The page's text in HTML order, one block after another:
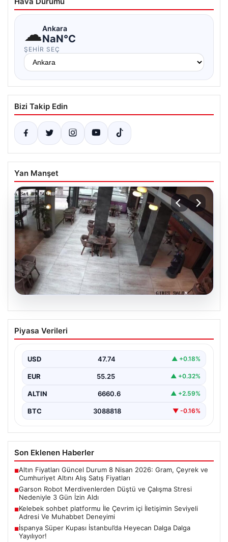
☁Ankara
NaN°C
ŞEHIR SEÇ
Bizi Takip Edin
Yan Manşet
Garson Robot Merdivenlerden Düştü ve
Çalışma Stresi Nedeniyle 3 Gün İzin
Amasya'da faaliyet gösteren bir restoranda görev
gündeme…
Piyasa Verileri
USD 47.74 ▲ +0.18%
EUR 55.25 ▲ +0.32%
ALTIN 6660.6 ▲ +2.59%
BTC 3088818 ▼ -0.16%
Son Eklenen Haberler
■Altın Fiyatları Güncel Durum 8 Nisan 2026: Gram, Çeyrek ve
Cumhuriyet Altını Alış Satış Fiyatları
■Garson Robot Merdivenlerden Düştü ve Çalışma Stresi
Nedeniyle 3 Gün İzin Aldı
■Kelebek sohbet platformu İle Çevrim içi İletişimin Seviyeli
Adresi Ve Muhabbet Deneyimi
■İspanya Süper Kupası İstanbul’da Heyecan Dalga Dalga
Yayılıyor!